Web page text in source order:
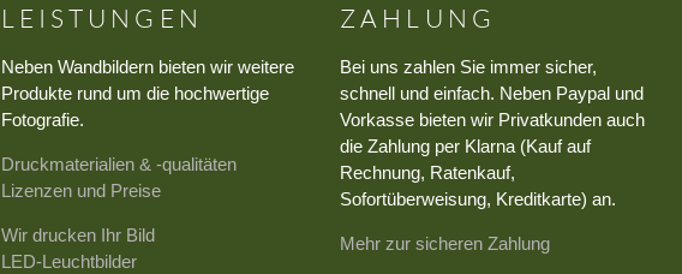
LEISTUNGEN
Neben Wandbildern bieten wir weitere
Produkte rund um die hochwertige
Fotografie.
Druckmaterialien & -qualitäten
Lizenzen und Preise
Wir drucken Ihr Bild
LED-Leuchtbilder
ZAHLUNG
Bei uns zahlen Sie immer sicher,
schnell und einfach. Neben Paypal und
Vorkasse bieten wir Privatkunden auch
die Zahlung per Klarna (Kauf auf
Rechnung, Ratenkauf,
Sofortüberweisung, Kreditkarte) an.
Mehr zur sicheren Zahlung